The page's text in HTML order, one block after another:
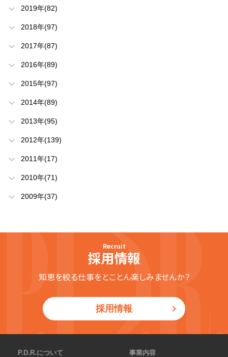
2019年(82)
2018年(97)
2017年(87)
2016年(89)
2015年(97)
2014年(89)
2013年(95)
2012年(139)
2011年(17)
2010年(71)
2009年(37)
Recruit
採用情報
知恵を絞る仕事をとことん楽しみませんか？
採用情報
P.D.R.について 事業内容